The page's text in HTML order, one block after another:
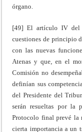
órgano.
[49] El artículo IV del
cuestiones de principio
con las nuevas
Atenas y que, en el
Comisión no
definían sus
del Presidente del
serán resueltas por la
Protocolo final prevé la
cierta importancia a un